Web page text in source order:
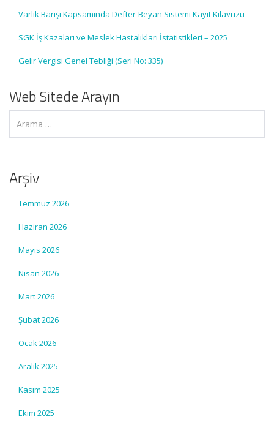
Varlık Barışı Kapsamında Defter-Beyan Sistemi Kayıt Kılavuzu
SGK İş Kazaları ve Meslek Hastalıkları İstatistikleri – 2025
Gelir Vergisi Genel Tebliği (Seri No: 335)
Web Sitede Arayın
Arşiv
Temmuz 2026
Haziran 2026
Mayıs 2026
Nisan 2026
Mart 2026
Şubat 2026
Ocak 2026
Aralık 2025
Kasım 2025
Ekim 2025